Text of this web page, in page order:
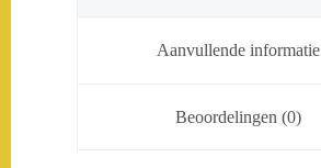
Aanvullende informatie
Beoordelingen (0)